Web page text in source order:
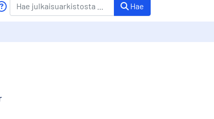
Hae